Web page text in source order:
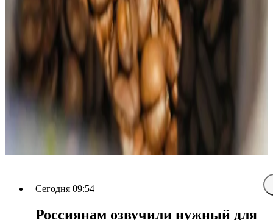
Сегодня 09:54
Россиянам озвучили нужный для